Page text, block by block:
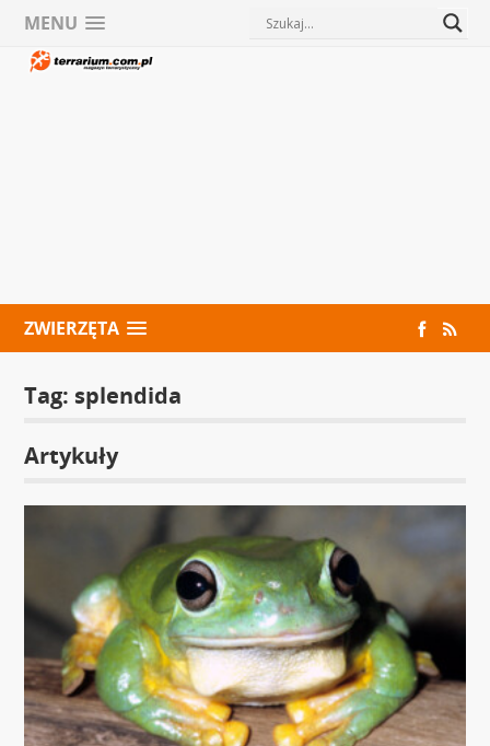
MENU
ZWIERZĘTA
Tag: splendida
Artykuły